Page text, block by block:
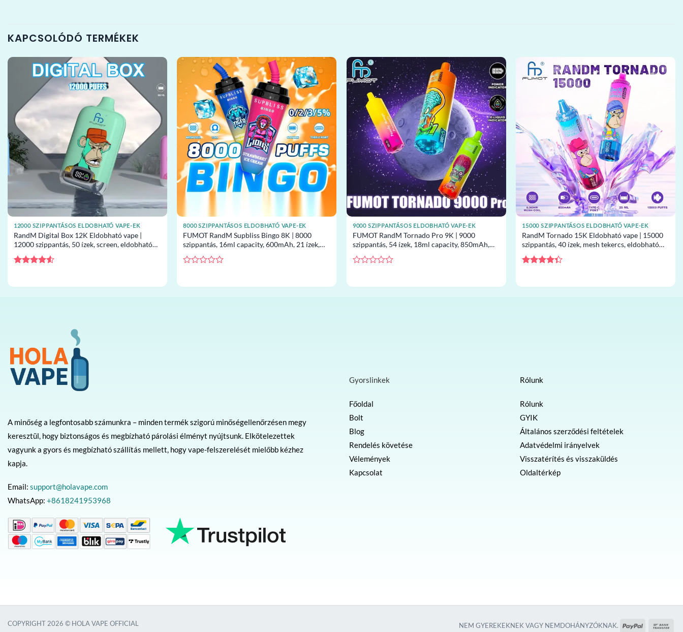
KAPCSOLÓDÓ TERMÉKEK
12000 SZIPPANTÁSOS ELDOBHATÓ VAPE-EK
RandM Digital Box 12K Eldobható vape |
12000 szippantás, 50 ízek, screen, eldobható
vape nagykereskedelem
8000 SZIPPANTÁSOS ELDOBHATÓ VAPE-EK
FUMOT RandM Supbliss Bingo 8K | 8000
szippantás, 16ml capacity, 600mAh, 21 ízek,
/
9000 SZIPPANTÁSOS ELDOBHATÓ VAPE-EK
FUMOT RandM Tornado Pro 9K | 9000
szippantás, 54 ízek, 18ml capacity, 850mAh,
/
15000 SZIPPANTÁSOS ELDOBHATÓ VAPE-EK
RandM Tornado 15K Eldobható vape | 15000
szippantás, 40 ízek, mesh tekercs, eldobható
vape nagykereskedelem
A minőség a legfontosabb számunkra – minden termék szigorú minőségellenőrzésen megy
keresztül, hogy biztonságos és megbízható párolási élményt nyújtsunk. Elkötelezettek
vagyunk a gyors és megbízható szállítás mellett, hogy vape-felszerelését mielőbb kézhez
kapja.
Email: support@holavape.com
WhatsApp: +8618241953968
Gyorslinkek
Főoldal
Bolt
Blog
Rendelés követése
Vélemények
Kapcsolat
Rólunk
Rólunk
GYIK
Általános szerződési feltételek
Adatvédelmi irányelvek
Visszatérítés és visszaküldés
Oldaltérkép
NEM GYEREKEKNEK VAGY NEMDOHÁNYZÓKNAK. PayPal
COPYRIGHT 2026 © HOLA VAPE OFFICIAL